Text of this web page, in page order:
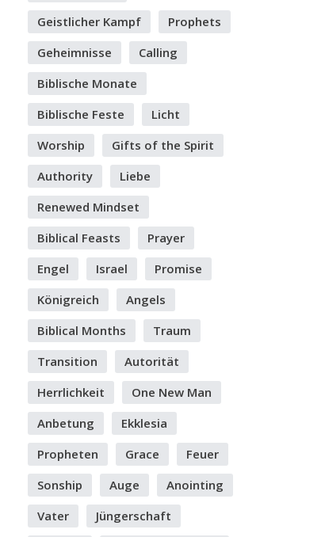
Geistlicher Kampf
Prophets
Geheimnisse
Calling
Biblische Monate
Biblische Feste
Licht
Worship
Gifts of the Spirit
Authority
Liebe
Renewed Mindset
Biblical Feasts
Prayer
Engel
Israel
Promise
Königreich
Angels
Biblical Months
Traum
Transition
Autorität
Herrlichkeit
One New Man
Anbetung
Ekklesia
Propheten
Grace
Feuer
Sonship
Auge
Anointing
Vater
Jüngerschaft